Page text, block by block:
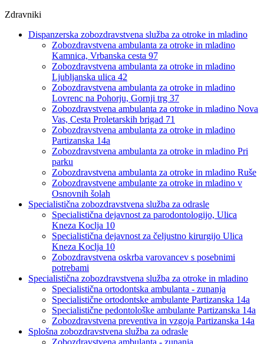
Zdravniki
Dispanzerska zobozdravstvena služba za otroke in mladino
Zobozdravstvena ambulanta za otroke in mladino
Kamnica, Vrbanska cesta 97
Zobozdravstvena ambulanta za otroke in mladino
Ljubljanska ulica 42
Zobozdravstvena ambulanta za otroke in mladino
Lovrenc na Pohorju, Gornji trg 37
Zobozdravstvena ambulanta za otroke in mladino Nova
Vas, Cesta Proletarskih brigad 71
Zobozdravstvena ambulanta za otroke in mladino
Partizanska 14a
Zobozdravstvena ambulanta za otroke in mladino Pri
parku
Zobozdravstvena ambulanta za otroke in mladino Ruše
Zobozdravstvene ambulante za otroke in mladino v
Osnovnih šolah
Specialistična zobozdravstvena služba za odrasle
Specialistična dejavnost za parodontologijo, Ulica
Kneza Koclja 10
Specialistična dejavnost za čeljustno kirurgijo Ulica
Kneza Koclja 10
Zobozdravstvena oskrba varovancev s posebnimi
potrebami
Specialistična zobozdravstvena služba za otroke in mladino
Specialistična ortodontska ambulanta - zunanja
Specialistične ortodontske ambulante Partizanska 14a
Specialistične pedontološke ambulante Partizanska 14a
Zobozdravstvena preventiva in vzgoja Partizanska 14a
Splošna zobozdravstvena služba za odrasle
Zobozdravstvena ambulanta - zunanja